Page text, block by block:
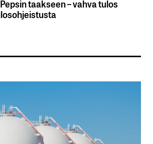
taakseen – vahva tulos